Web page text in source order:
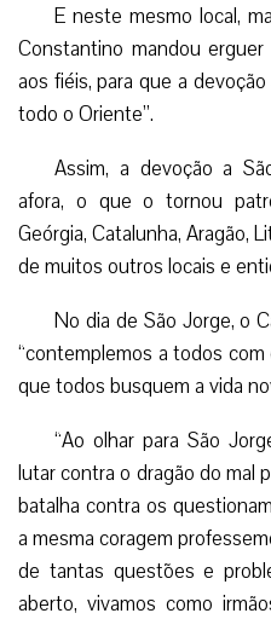
E neste mesmo local,
Constantino mandou
aos fiéis, para que a
todo o Oriente”.
Assim, a devoção a
afora, o que o tornou
Geórgia, Catalunha, Aragão,
de muitos outros locais e
No dia de São Jorge, o
“contemplemos a todos
que todos busquem a vida
“Ao olhar para São
lutar contra o dragão do mal
batalha contra os
a mesma coragem
de tantas questões e
aberto, vivamos como